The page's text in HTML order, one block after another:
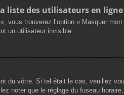
liste des utilisateurs en ligne
vous trouverez l’option « Masquer
un utilisateur invisible.
du vôtre. Si tel était le cas, veuillez
noter que le réglage du fuseau